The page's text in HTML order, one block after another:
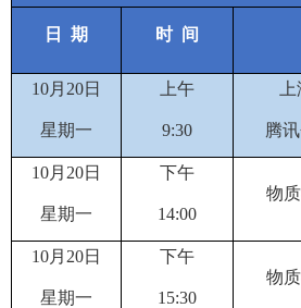
日 期 时 间
10月 20日
星期一
上午
9:30 腾
10月 20日
星期一
下午
14:00
物
10月 20日
星期一
下午
1 5:30
物